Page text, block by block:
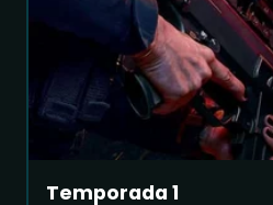
Temporada 1